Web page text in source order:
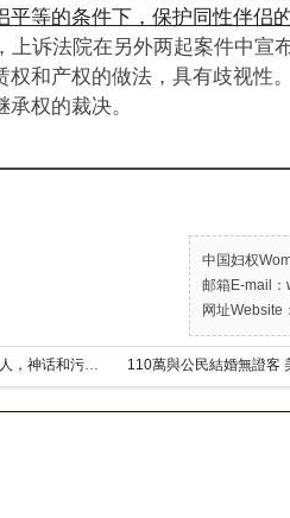
平等的条件下，保护同性伴侣
上诉法院在另外两起案件中宣
权和产权的做法，具有歧视性
权的裁决。
中国妇权
邮箱E-mail
网址Website
110萬與公民結婚無證客